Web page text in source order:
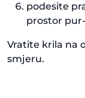
podesite
prostor
Vratite krila na
smjeru.